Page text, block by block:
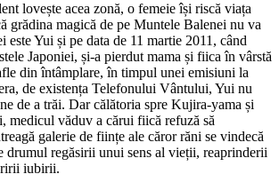
lovește acea zonă, o femeie își riscă viața
grădina magică de pe Muntele Balenei nu va
este Yui și pe data de 11 martie 2011, când
Japoniei, și-a pierdut mama și fiica în vârstă
din întâmplare, în timpul unei emisiuni la
de existența Telefonului Vântului, Yui nu
de a trăi. Dar călătoria spre Kujira-yama și
medicul văduv a cărui fiică refuză să
galerie de ființe ale căror răni se vindecă
drumul regăsirii unui sens al vieții, reaprinderii
iubirii.